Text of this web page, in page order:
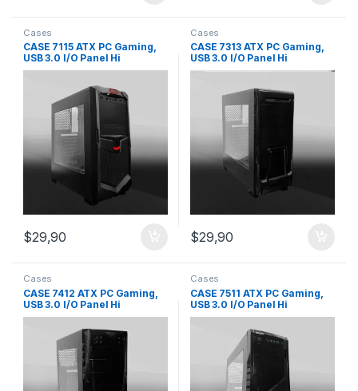
Cases
CASE 7115 ATX PC Gaming,
USB 3.0 I/O Panel Hi
$29,90
Cases
CASE 7313 ATX PC Gaming,
USB 3.0 I/O Panel Hi
$29,90
Cases
CASE 7412 ATX PC Gaming,
USB 3.0 I/O Panel Hi
Cases
CASE 7511 ATX PC Gaming,
USB 3.0 I/O Panel Hi